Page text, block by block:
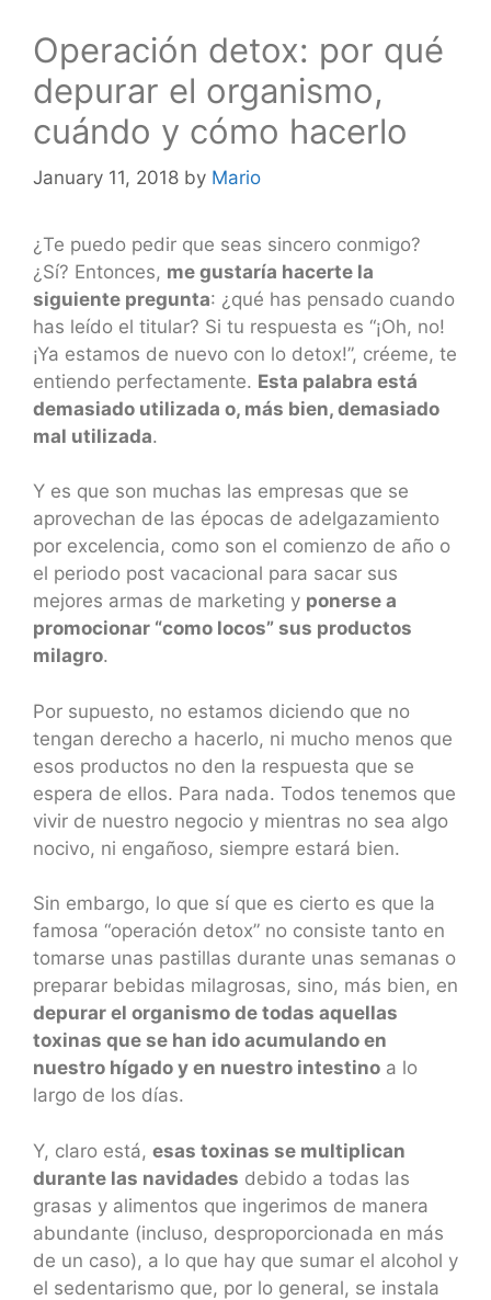
Operación detox: por qué
depurar el organismo,
cuándo y cómo hacerlo
January 11, 2018 by Mario
¿Te puedo pedir que seas sincero conmigo?
¿Sí? Entonces, me gustaría hacerte la
siguiente pregunta: ¿qué has pensado cuando
has leído el titular? Si tu respuesta es “¡Oh, no!
¡Ya estamos de nuevo con lo detox!”, créeme, te
entiendo perfectamente. Esta palabra está
demasiado utilizada o, más bien, demasiado
mal utilizada.
Y es que son muchas las empresas que se
aprovechan de las épocas de adelgazamiento
por excelencia, como son el comienzo de año o
el periodo post vacacional para sacar sus
mejores armas de marketing y ponerse a
promocionar “como locos” sus productos
milagro.
Por supuesto, no estamos diciendo que no
tengan derecho a hacerlo, ni mucho menos que
esos productos no den la respuesta que se
espera de ellos. Para nada. Todos tenemos que
vivir de nuestro negocio y mientras no sea algo
nocivo, ni engañoso, siempre estará bien.
Sin embargo, lo que sí que es cierto es que la
famosa “operación detox” no consiste tanto en
tomarse unas pastillas durante unas semanas o
preparar bebidas milagrosas, sino, más bien, en
depurar el organismo de todas aquellas
toxinas que se han ido acumulando en
nuestro hígado y en nuestro intestino a lo
largo de los días.
Y, claro está, esas toxinas se multiplican
durante las navidades debido a todas las
grasas y alimentos que ingerimos de manera
abundante (incluso, desproporcionada en más
de un caso), a lo que hay que sumar el alcohol y
el sedentarismo que, por lo general, se instala